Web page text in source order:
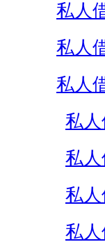
私人
私人
私人
私
私
私
私